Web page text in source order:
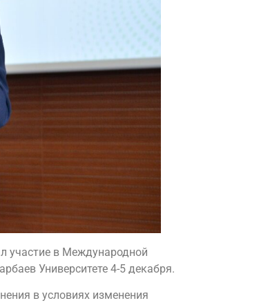
участие в Международной
Университете 4-5 декабря.
в условиях изменения